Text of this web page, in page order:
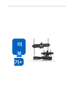
더
보
기